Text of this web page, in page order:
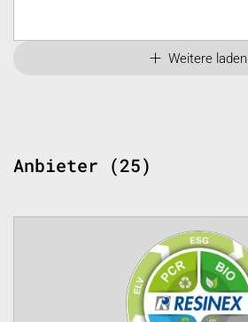
Weitere laden
Anbieter (25)